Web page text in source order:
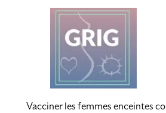
Vacciner les femmes enceintes